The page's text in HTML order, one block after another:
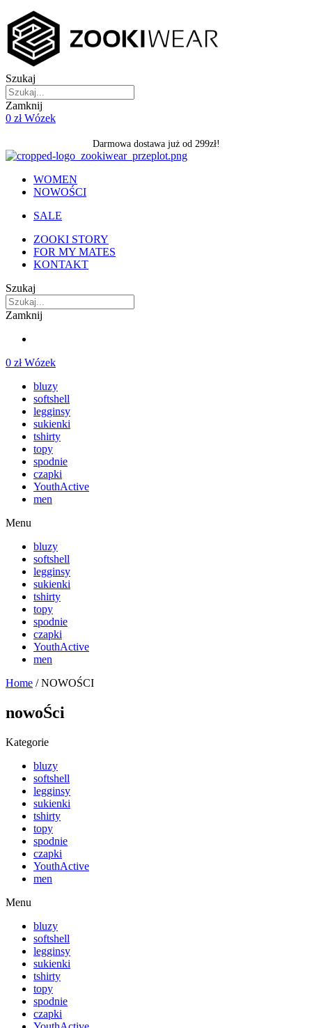
to
content
Szukaj
Zamknij
0 zł Wózek
Darmowa dostawa już od 299zł!
WOMEN
NOWOŚCI
SALE
ZOOKI STORY
FOR MY MATES
KONTAKT
Szukaj
Zamknij
0 zł Wózek
bluzy
softshell
legginsy
sukienki
tshirty
topy
spodnie
czapki
YouthActive
men
Menu
bluzy
softshell
legginsy
sukienki
tshirty
topy
spodnie
czapki
YouthActive
men
Home / NOWOŚCI
nowoŚci
Kategorie
bluzy
softshell
legginsy
sukienki
tshirty
topy
spodnie
czapki
YouthActive
men
Menu
bluzy
softshell
legginsy
sukienki
tshirty
topy
spodnie
czapki